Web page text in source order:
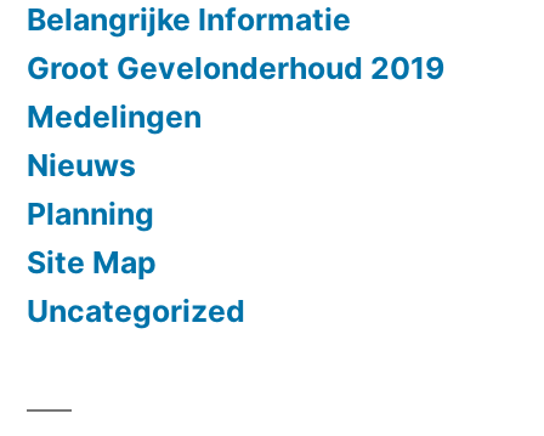
Belangrijke Informatie
Groot Gevelonderhoud 2019
Medelingen
Nieuws
Planning
Site Map
Uncategorized